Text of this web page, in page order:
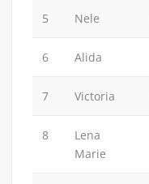
5 Nele
6 Alida
7 Victoria
8
Lena
Marie